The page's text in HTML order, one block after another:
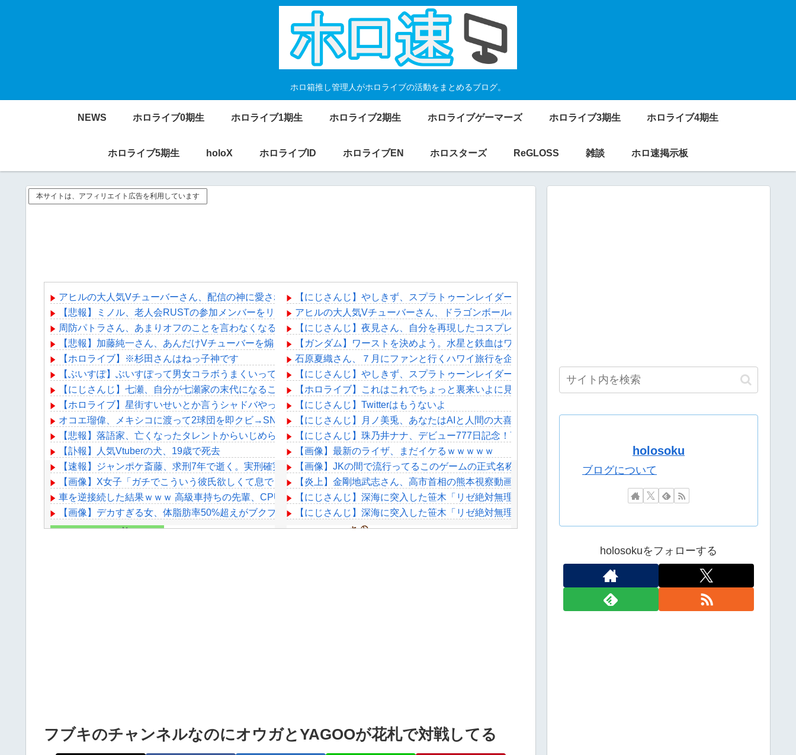
ホロ箱推し管理人がホロライブの活動をまとめるブログ。
NEWS ホロライブ0期生 ホロライブ1期生 ホロライブ2期生 ホロライブゲーマーズ ホロライブ3期生 ホロライブ4期生
ホロライブ5期生 holoX ホロライブID ホロライブEN ホロスターズ ReGLOSS 雑談 ホロ速掲示板
本サイトは、アフィリエイト広告を利用しています
アヒルの大人気Vチューバーさん、配信の神に愛されてるとしか思えない確率の偏りｗ
【悲報】ミノル、老人会RUSTの参加メンバーをリークしていた模様…
周防パトラさん、あまりオフのことを言わなくなる？
【悲報】加藤純一さん、あんだけVチューバーを煽ってたのに実質敗北宣言か……
【ホロライブ】※杉田さんはねっ子神です
【ぶいすぽ】ぶいすぽって男女コラボうまくいってるよな
【にじさんじ】七瀬、自分が七瀬家の末代になることも覚悟
【ホロライブ】星街すいせいとか言うシャドバやってることアピールしてるのに公式に呼ばれない女「言うても忙しいし継続的には無理なんだろう」
オコエ瑠偉、メキシコに渡って2球団を即クビ→SNS更新が3ヶ月間止まって消息不明に
【悲報】落語家、亡くなったタレントからいじめられた過去を告白する…
【訃報】人気Vtuberの犬、19歳で死去
【速報】ジャンポケ斎藤、求刑7年で逝く。実刑確実か
【画像】X女子「ガチでこういう彼氏欲しくて息できん」 2000万バズ
車を逆接続した結果ｗｗｗ 高級車持ちの先輩、CPUぶっ壊れｗｗｗ
【画像】デカすぎる女、体脂肪率50%超えがブクブクすぎて草wwwwww
【にじさんじ】やしきず、スプラトゥーンレイダース本編そっちのけで極悪ミニゲームを極めようとする
アヒルの大人気Vチューバーさん、ドラゴンボールの原作読んでるのに解像度が高くない？
【にじさんじ】夜見さん、自分を再現したコスプレに興奮【コスサミ2026】
【ガンダム】ワーストを決めよう。水星と鉄血はワーストではない。ageかジークアクスの２択だろ？
石原夏織さん、７月にファンと行くハワイ旅行を企画してしまう・・・
【にじさんじ】やしきず、スプラトゥーンレイダース本編そっちのけで極悪ミニゲームを極めようとする
【ホロライブ】これはこれでちょっと裏来いよに見える
【にじさんじ】Twitterはもうないよ
【にじさんじ】月ノ美兎、あなたはAIと人間の大喜利回答を見分けられますか？委員長の尻穴ASMRかあ…
【にじさんじ】珠乃井ナナ、デビュー777日記念！77曲耐久歌枠！休憩用画像に困らないにも程がある
【画像】最新のライザ、まだイケるｗｗｗｗｗ
【画像】JKの間で流行ってるこのゲームの正式名称、誰も知らないｗｗｗｗ
【炎上】金剛地武志さん、高市首相の熊本視察動画に「気○い沙汰だぞ」
【にじさんじ】深海に突入した笹木「リゼ絶対無理だわ」
【にじさんじ】深海に突入した笹木「リゼ絶対無理だわ」
フブキのチャンネルなのにオウガとYAGOOが花札で対戦してる
holosoku
ブログについて
holosokuをフォローする